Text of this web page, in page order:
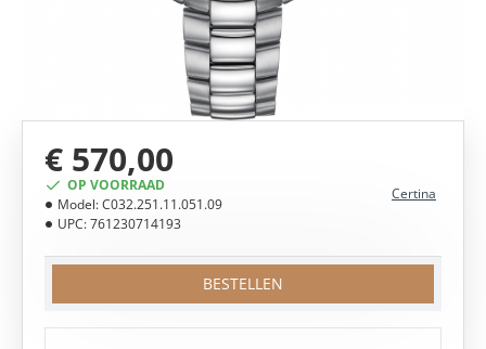
OP VOORRAAD
Model:C032.251.11.051.09
UPC:761230714193
Certina
€ 570,00
BESTELLEN